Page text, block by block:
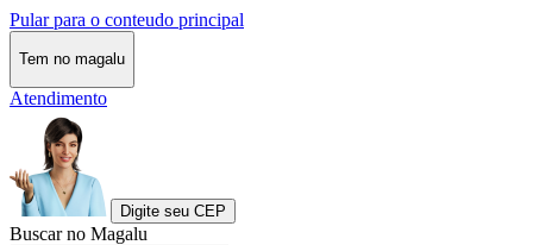
Pular para o conteudo principal
Tem no magalu
Atendimento
Digite seu CEP
Buscar no Magalu